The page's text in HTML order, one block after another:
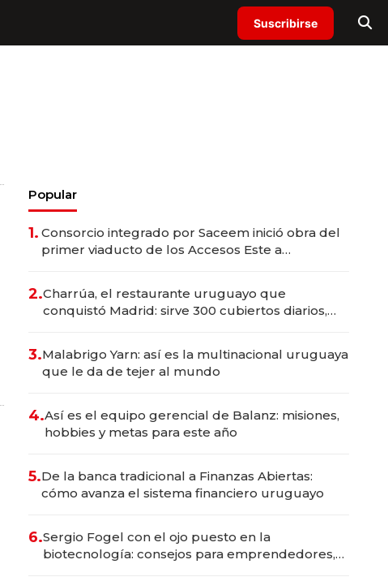
Suscribirse
Popular
1. Consorcio integrado por Saceem inició obra del
primer viaducto de los Accesos Este a
2.Charrúa, el restaurante uruguayo que
conquistó Madrid: sirve 300 cubiertos diarios,
3.Malabrigo Yarn: así es la multinacional uruguaya
que le da de tejer al mundo
4.Así es el equipo gerencial de Balanz: misiones,
hobbies y metas para este año
5.De la banca tradicional a Finanzas Abiertas:
cómo avanza el sistema financiero uruguayo
6.Sergio Fogel con el ojo puesto en la
biotecnología: consejos para emprendedores,